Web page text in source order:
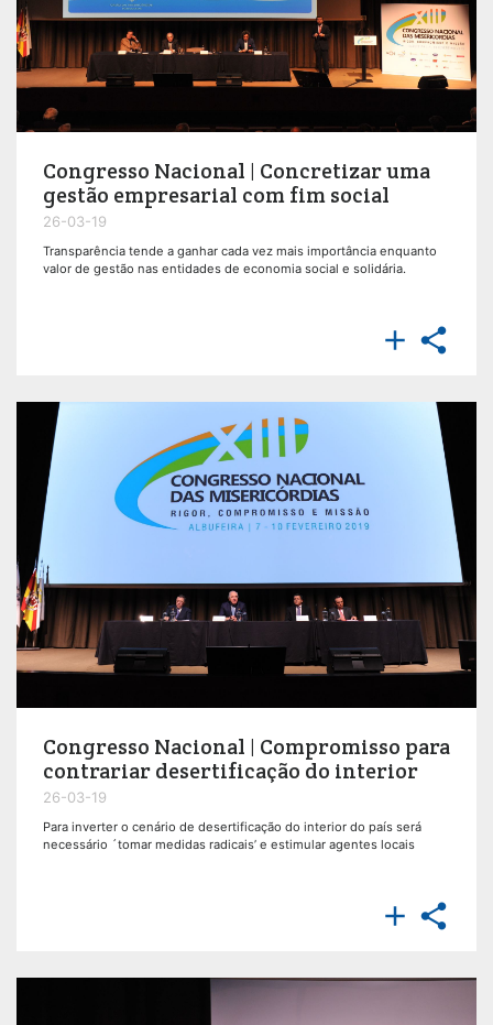
Congresso Nacional | Concretizar uma
gestão empresarial com fim social
26-03-19
Transparência tende a ganhar cada vez mais importância enquanto
valor de gestão nas entidades de economia social e solidária.
 
Congresso Nacional | Compromisso para
contrariar desertificação do interior
26-03-19
Para inverter o cenário de desertificação do interior do país será
necessário ´tomar medidas radicais’ e estimular agentes locais
 